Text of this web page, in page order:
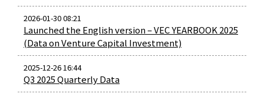
2026-01-30 08:21
Launched the English version – VEC YEARBOOK 2025
(Data on Venture Capital Investment)
2025-12-26 16:44
Q3 2025 Quarterly Data